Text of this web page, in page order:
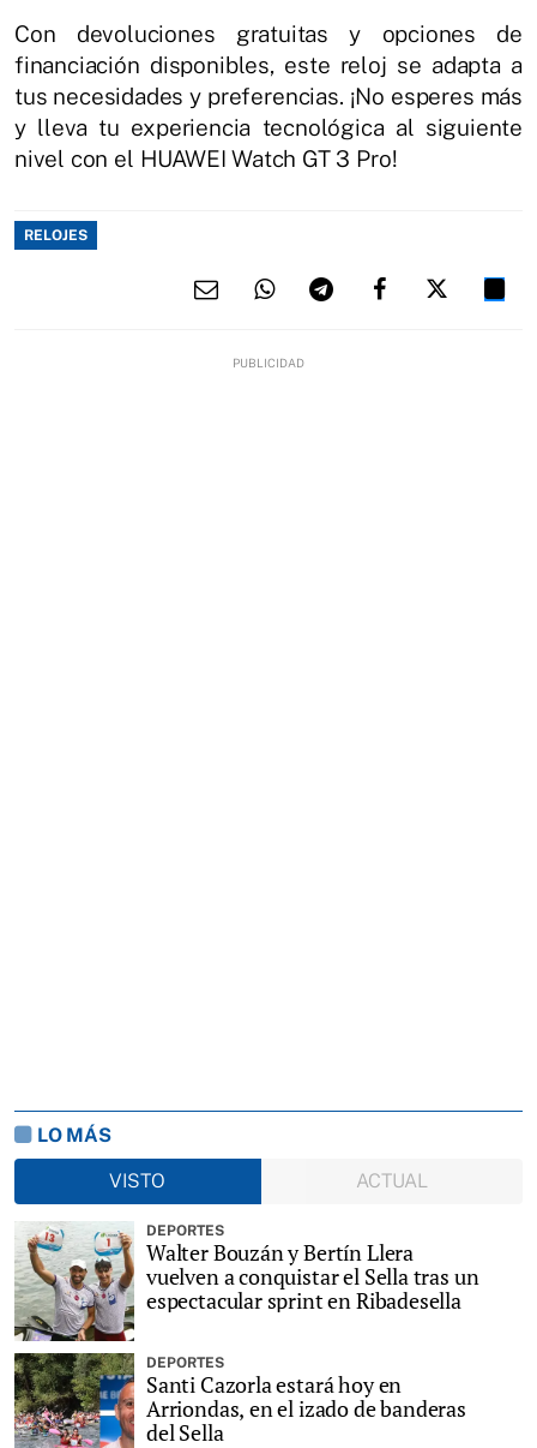
Con devoluciones gratuitas y opciones de
financiación disponibles, este reloj se adapta a
tus necesidades y preferencias. ¡No esperes más
y lleva tu experiencia tecnológica al siguiente
nivel con el HUAWEI Watch GT 3 Pro!
RELOJES
LO MÁS
VISTO
ACTUAL
DEPORTES
Walter Bouzán y Bertín Llera
vuelven a conquistar el Sella tras un
espectacular sprint en Ribadesella
DEPORTES
Santi Cazorla estará hoy en
Arriondas, en el izado de banderas
del Sella